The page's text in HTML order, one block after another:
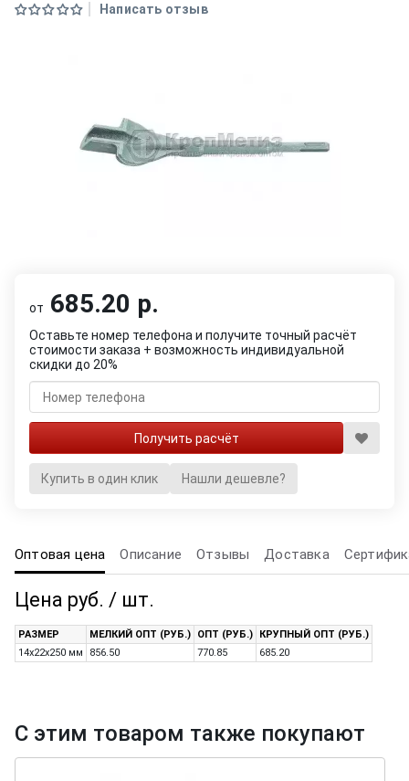
Написать отзыв
от 685.20 р.
Оставьте номер телефона и получите точный расчёт
стоимости заказа + возможность индивидуальной
скидки до 20%
Купить в один клик Нашли дешевле?
Оптовая цена Описание Отзывы Доставка
Цена руб. / шт.
РАЗМЕР МЕЛКИЙ ОПТ (РУБ.) ОПТ (РУБ.)
КРУПНЫЙ ОПТ (РУБ.)
14х22х250 мм
856.50 770.85 685.20
С этим товаром также покупают